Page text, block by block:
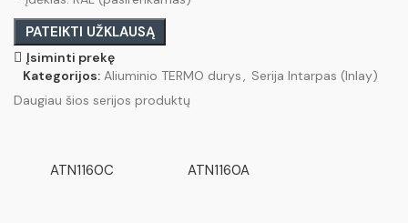
PATEIKTI UŽKLAUSĄ
Įsiminti prekę
Kategorijos: Aliuminio TERMO durys, Serija Intarpas (Inlay)
Daugiau šios serijos produktų
ATN1160C ATN1160A